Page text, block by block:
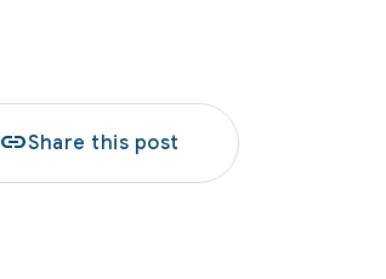
linkShare this post